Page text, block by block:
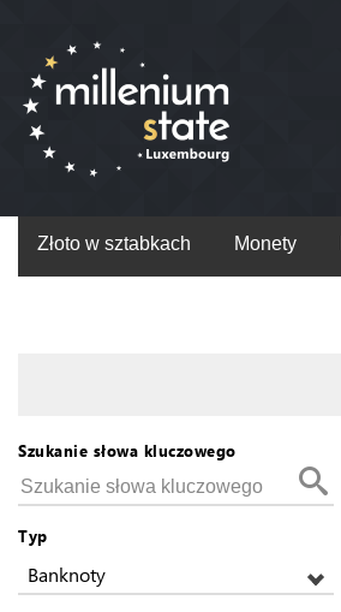
Złoto w sztabkach Monety
Szukanie słowa kluczowego
Typ
Banknoty